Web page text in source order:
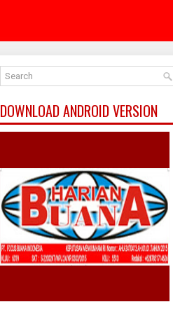
DOWNLOAD ANDROID VERSION